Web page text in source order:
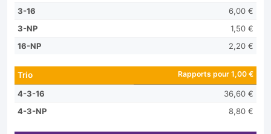
3-16
6,00 €
3-NP
1,50 €
16-NP
2,20 €
Trio Rapports pour 1,00 €
4-3-16
36,60 €
4-3-NP
8,80 €